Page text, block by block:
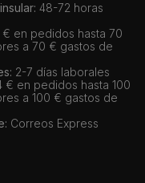
48-72 horas
€ en pedidos hasta 70
a 70 € gastos de
2-7 días laborales
€ en pedidos hasta 100
a 100 € gastos de
Correos Express